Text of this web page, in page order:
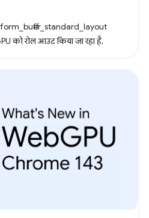
को रोल आउट किया जा रहा है.